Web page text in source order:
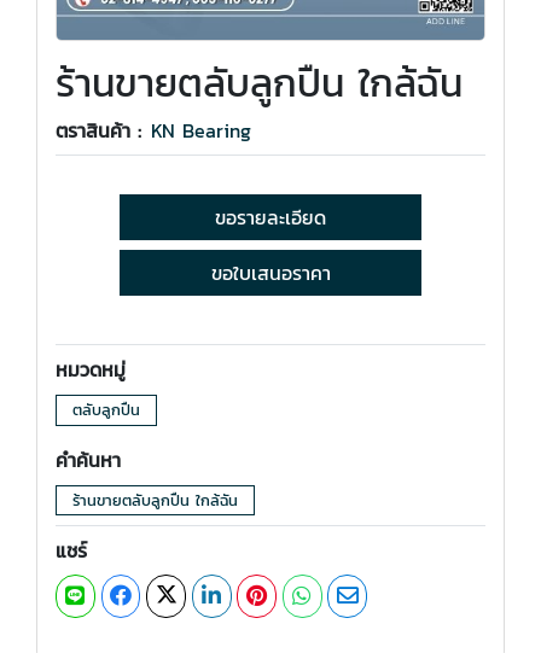
ร้านขายตลับลูกปืน ใกล้ฉัน
ตราสินค้า : KN Bearing
ขอรายละเอียด
ขอใบเสนอราคา
หมวดหมู่
ตลับลูกปืน
คำค้นหา
ร้านขายตลับลูกปืน ใกล้ฉัน
แชร์